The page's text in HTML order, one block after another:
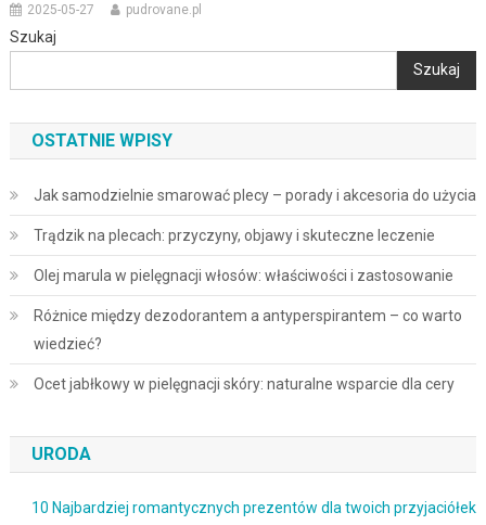
2025-05-27 pudrovane.pl
Szukaj
Szukaj
OSTATNIE WPISY
Jak samodzielnie smarować plecy – porady i akcesoria do użycia
Trądzik na plecach: przyczyny, objawy i skuteczne leczenie
Olej marula w pielęgnacji włosów: właściwości i zastosowanie
Różnice między dezodorantem a antyperspirantem – co warto
wiedzieć?
Ocet jabłkowy w pielęgnacji skóry: naturalne wsparcie dla cery
URODA
10 Najbardziej romantycznych prezentów dla twoich przyjaciółek